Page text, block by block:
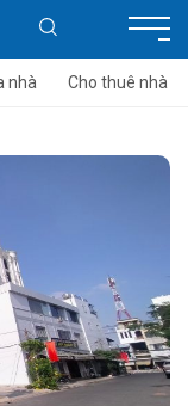
nhà Cho thuê nhà